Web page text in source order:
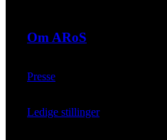
Om ARoS
Presse
Ledige stillinger